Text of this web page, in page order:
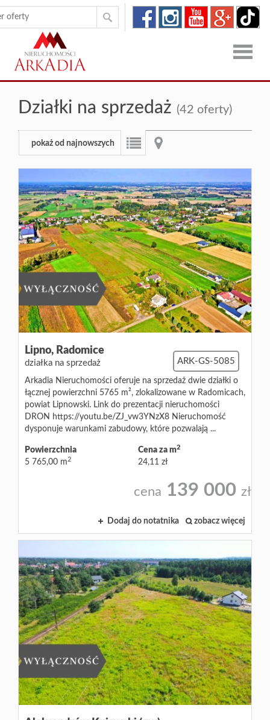
Strona
firmie
Kontakt
Dron
RODO
Blog
Działki na sprzedaż (42 oferty)
pokaż od najnowszych
Lipno, Radomice
działka na sprzedaż ARK-GS-5085
Arkadia Nieruchomości oferuje na sprzedaż dwie działki o
łącznej powierzchni 5765 m², zlokalizowane w Radomicach,
powiat Lipnowski. Link do prezentacji nieruchomości
DRON https://youtu.be/ZJ_vw3YNzX8 Nieruchomość
dysponuje warunkami zabudowy, które pozwalają ...
Powierzchnia
5 765,00 m2
Cena za m2
24,11 zł
cena 139 000 zł
Dodaj do notatnika zobacz więcej